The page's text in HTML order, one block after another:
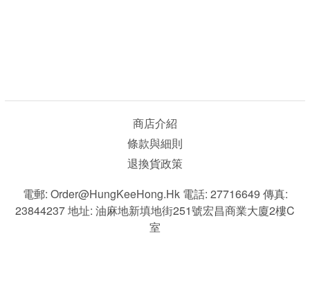
商店介紹
條款與細則
退換貨政策
電郵: Order@HungKeeHong.hk 電話: 27716649 傳真:
23844237 地址: 油麻地新填地街251號宏昌商業大廈2樓C
室